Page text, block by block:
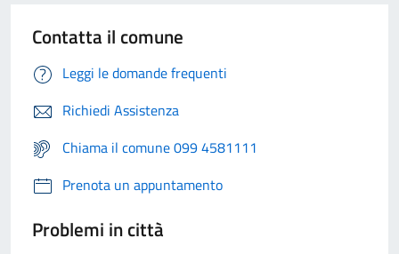
Contatta il comune
Leggi le domande frequenti
Richiedi Assistenza
Chiama il comune 099 4581111
Prenota un appuntamento
Problemi in città